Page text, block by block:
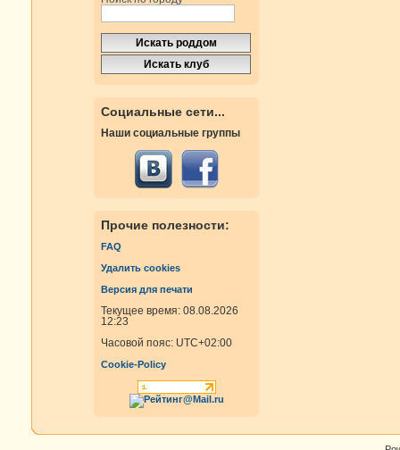
Социальные сети...
Наши социальные группы
Прочие полезности:
FAQ
Удалить cookies
Версия для печати
Текущее время: 08.08.2026
12:23
Часовой пояс: UTC+02:00
Cookie-Policy